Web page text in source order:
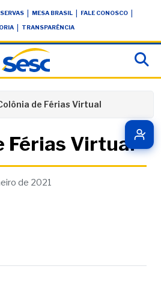
MESA BRASIL FALE CONOSCO
TRANSPARÊNCIA
de Férias Virtual
Férias Virtual
de 2021